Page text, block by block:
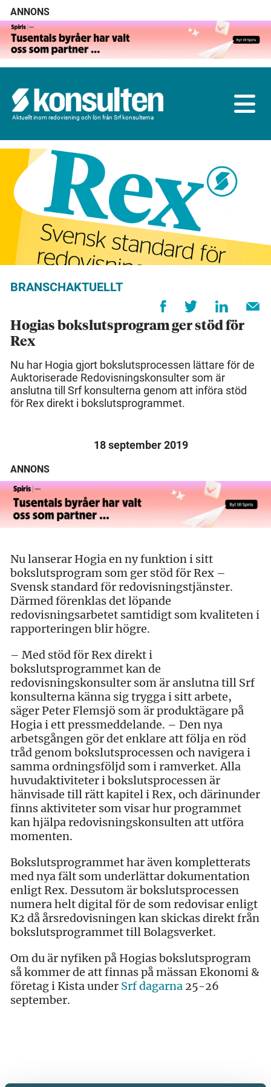
ANNONS
Aktuellt inom redovisning och lön från Srf konsulterna
BRANSCHAKTUELLT
Hogias bokslutsprogram ger stöd för
Rex
Nu har Hogia gjort bokslutsprocessen lättare för de
Auktoriserade Redovisningskonsulter som är
anslutna till Srf konsulterna genom att införa stöd
för Rex direkt i bokslutsprogrammet.
18 september 2019
ANNONS
Nu lanserar Hogia en ny funktion i sitt
bokslutsprogram som ger stöd för Rex –
Svensk standard för redovisningstjänster.
Därmed förenklas det löpande
redovisningsarbetet samtidigt som kvaliteten i
rapporteringen blir högre.
– Med stöd för Rex direkt i
bokslutsprogrammet kan de
redovisningskonsulter som är anslutna till Srf
konsulterna känna sig trygga i sitt arbete,
säger Peter Flemsjö som är produktägare på
Hogia i ett pressmeddelande. – Den nya
arbetsgången gör det enklare att följa en röd
tråd genom bokslutsprocessen och navigera i
samma ordningsföljd som i ramverket. Alla
huvudaktiviteter i bokslutsprocessen är
hänvisade till rätt kapitel i Rex, och därinunder
finns aktiviteter som visar hur programmet
kan hjälpa redovisningskonsulten att utföra
momenten.
Bokslutsprogrammet har även kompletterats
med nya fält som underlättar dokumentation
enligt Rex. Dessutom är bokslutsprocessen
numera helt digital för de som redovisar enligt
K2 då årsredovisningen kan skickas direkt från
bokslutsprogrammet till Bolagsverket.
Om du är nyfiken på Hogias bokslutsprogram
så kommer de att finnas på mässan Ekonomi &
företag i Kista under Srf dagarna 25-26
september.